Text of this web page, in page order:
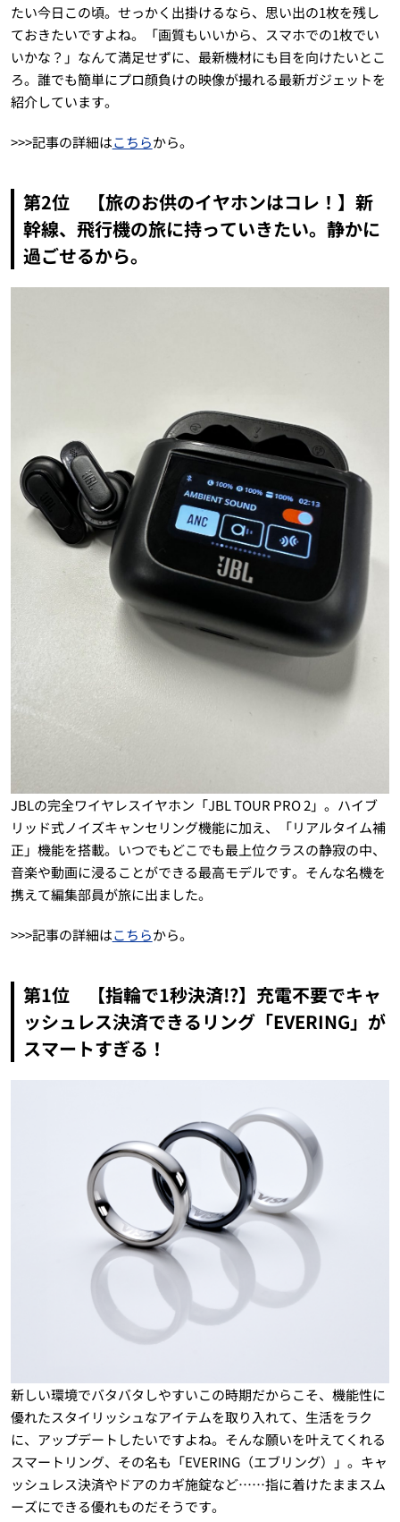
たい今日この頃。せっかく出掛けるなら、思い出の1枚を残し
ておきたいですよね。「画質もいいから、スマホでの1枚でい
いかな？」なんて満足せずに、最新機材にも目を向けたいとこ
ろ。誰でも簡単にプロ顔負けの映像が撮れる最新ガジェットを
紹介しています。
>>>記事の詳細はこちらから。
第2位 【旅のお供のイヤホンはコレ！】新
幹線、飛行機の旅に持っていきたい。静かに
過ごせるから。
JBLの完全ワイヤレスイヤホン「JBL TOUR PRO 2」。ハイブ
リッド式ノイズキャンセリング機能に加え、「リアルタイム補
正」機能を搭載。いつでもどこでも最上位クラスの静寂の中、
音楽や動画に浸ることができる最高モデルです。そんな名機を
携えて編集部員が旅に出ました。
>>>記事の詳細はこちらから。
第1位 【指輪で1秒決済!?】充電不要でキャ
ッシュレス決済できるリング「EVERING」が
スマートすぎる！
新しい環境でバタバタしやすいこの時期だからこそ、機能性に
優れたスタイリッシュなアイテムを取り入れて、生活をラク
に、アップデートしたいですよね。そんな願いを叶えてくれる
スマートリング、その名も「EVERING（エブリング）」。キャ
ッシュレス決済やドアのカギ施錠など……指に着けたままスム
ーズにできる優れものだそうです。